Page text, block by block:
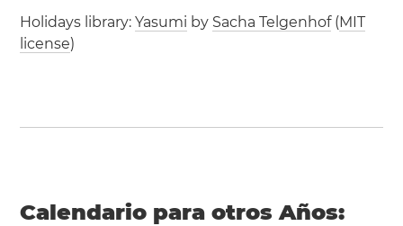
Holidays library:Yasumi by Sacha Telgenhof(MIT
license)
Calendario para otros Años: